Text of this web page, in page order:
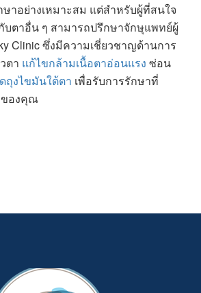
าอย่างเหมาะสม แต่สำหรับผู้ที่สนใจ
บตาอื่น ๆ สามารถปรึกษาจักษุแพทย์ผู้
Clinic ซึ่งมีความเชี่ยวชาญด้านการ
ตา แก้ไขกล้ามเนื้อตาอ่อนแรง ซ่อน
ถุงไขมันใต้ตา เพื่อรับการรักษาที่
ของคุณ